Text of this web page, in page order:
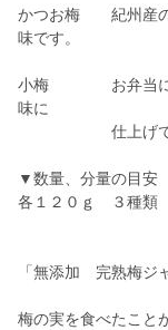
かつお梅 紀州産の
味です。
小梅 お弁当にピ
味に
仕上げてい
▼数量、分量の目安
各１２０ｇ ３種類
「無添加 完熟梅ジ
梅の実を食べたこと